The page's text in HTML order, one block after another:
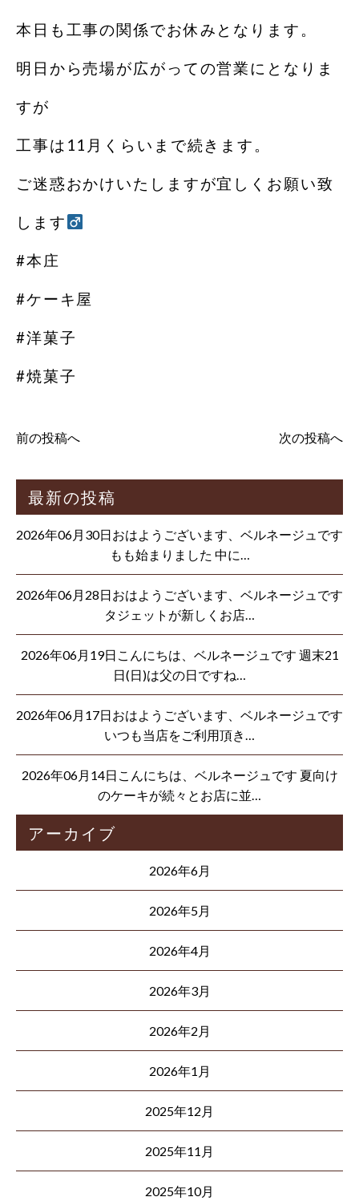
本日も工事の関係でお休みとなります。
明日から売場が広がっての営業にとなりま
すが
工事は11月くらいまで続きます。
ご迷惑おかけいたしますが宜しくお願い致
します‍
#本庄
#ケーキ屋
#洋菓子
#焼菓子
前の投稿へ 次の投稿へ
最新の投稿
2026年06月30日おはようございます、ベルネージュです
もも始まりました 中に…
2026年06月28日おはようございます、ベルネージュです
タジェットが新しくお店…
2026年06月19日こんにちは、ベルネージュです 週末21
日(日)は父の日ですね…
2026年06月17日おはようございます、ベルネージュです
いつも当店をご利用頂き…
2026年06月14日こんにちは、ベルネージュです 夏向け
のケーキが続々とお店に並…
アーカイブ
2026年6月
2026年5月
2026年4月
2026年3月
2026年2月
2026年1月
2025年12月
2025年11月
2025年10月